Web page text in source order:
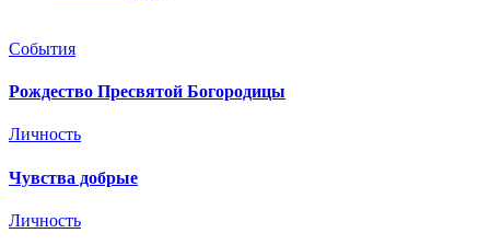
События
Рождество Пресвятой Богородицы
Личность
Чувства добрые
Личность